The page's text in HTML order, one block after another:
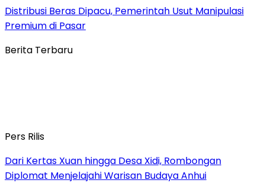
Distribusi Beras Dipacu, Pemerintah Usut Manipulasi
Premium di Pasar
Berita Terbaru
Pers Rilis
Dari Kertas Xuan hingga Desa Xidi, Rombongan
Diplomat Menjelajahi Warisan Budaya Anhui